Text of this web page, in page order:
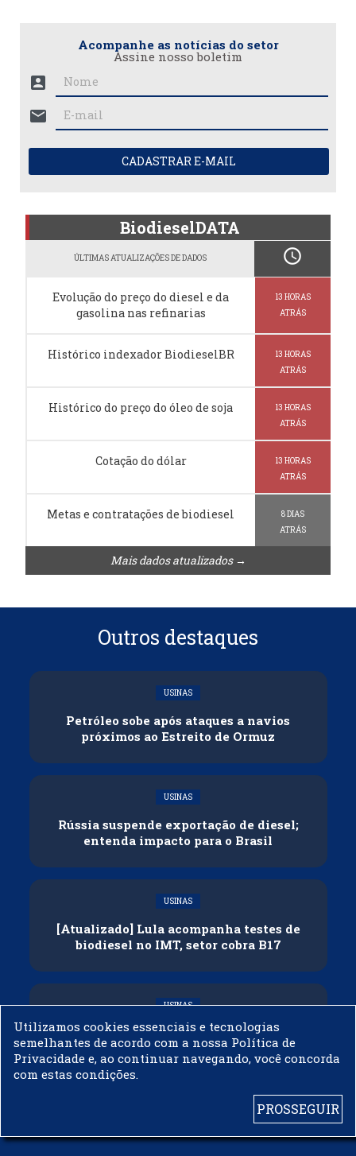
Acompanhe as notícias do setor
Assine nosso boletim
account_box
mail
CADASTRAR E-MAIL
BiodieselDATA
ÚLTIMAS ATUALIZAÇÕES DE DADOS schedule
Evolução do preço do diesel e da
gasolina nas refinarias
13 HORAS
ATRÁS
Histórico indexador BiodieselBR
13 HORAS
ATRÁS
Histórico do preço do óleo de soja
13 HORAS
ATRÁS
Cotação do dólar
13 HORAS
ATRÁS
Metas e contratações de biodiesel
8 DIAS
ATRÁS
Mais dados atualizados →
Outros destaques
USINAS
Petróleo sobe após ataques a navios
próximos ao Estreito de Ormuz
USINAS
Rússia suspende exportação de diesel;
entenda impacto para o Brasil
USINAS
[Atualizado] Lula acompanha testes de
biodiesel no IMT, setor cobra B17
USINAS
Governo adia reunião sobre mistura de
etanol na gasolina
Utilizamos cookies essenciais e tecnologias
semelhantes de acordo com a nossa Política de
Privacidade e, ao continuar navegando, você concorda
com estas condições.
PROSSEGUIR